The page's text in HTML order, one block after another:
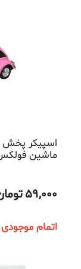
اسپیکر
ماشین فولکس
59,000
اتمام موجودی